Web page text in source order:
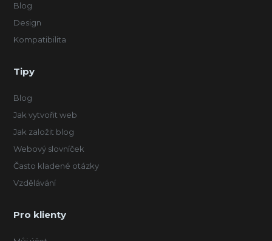
Blog
Design
Kompatibilita
Tipy
Blog
Jak vytvořit web
Jak založit blog
Webový slovníček
Často kladené otázky
Vzdělávání
Pro klienty